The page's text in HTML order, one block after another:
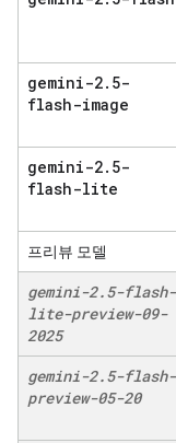
gemini-2. 5-
flash-image
gemini-2. 5-
flash-lite
프리뷰 모델
gemini-2.5-flash-
lite-preview-09-
2025
gemini-2.5-flash-
preview-05-20